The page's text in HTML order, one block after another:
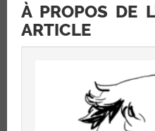
À PROPOS DE
ARTICLE